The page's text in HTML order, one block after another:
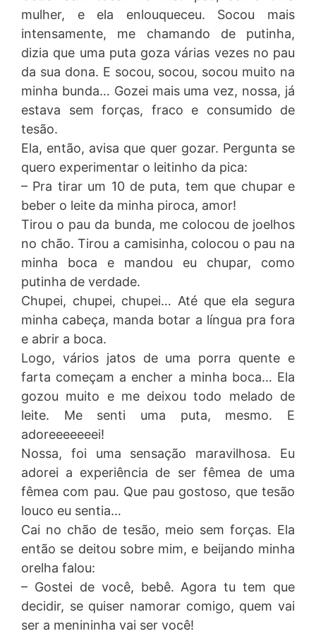
mulher, e ela enlouqueceu. Socou mais
intensamente, me chamando de putinha,
dizia que uma puta goza várias vezes no pau
da sua dona. E socou, socou, socou muito na
minha bunda… Gozei mais uma vez, nossa, já
estava sem forças, fraco e consumido de
tesão.
Ela, então, avisa que quer gozar. Pergunta se
quero experimentar o leitinho da pica:
– Pra tirar um 10 de puta, tem que chupar e
beber o leite da minha piroca, amor!
Tirou o pau da bunda, me colocou de joelhos
no chão. Tirou a camisinha, colocou o pau na
minha boca e mandou eu chupar, como
putinha de verdade.
Chupei, chupei, chupei… Até que ela segura
minha cabeça, manda botar a língua pra fora
e abrir a boca.
Logo, vários jatos de uma porra quente e
farta começam a encher a minha boca… Ela
gozou muito e me deixou todo melado de
leite. Me senti uma puta, mesmo. E
adoreeeeeeei!
Nossa, foi uma sensação maravilhosa. Eu
adorei a experiência de ser fêmea de uma
fêmea com pau. Que pau gostoso, que tesão
louco eu sentia…
Cai no chão de tesão, meio sem forças. Ela
então se deitou sobre mim, e beijando minha
orelha falou:
– Gostei de você, bebê. Agora tu tem que
decidir, se quiser namorar comigo, quem vai
ser a menininha vai ser você!